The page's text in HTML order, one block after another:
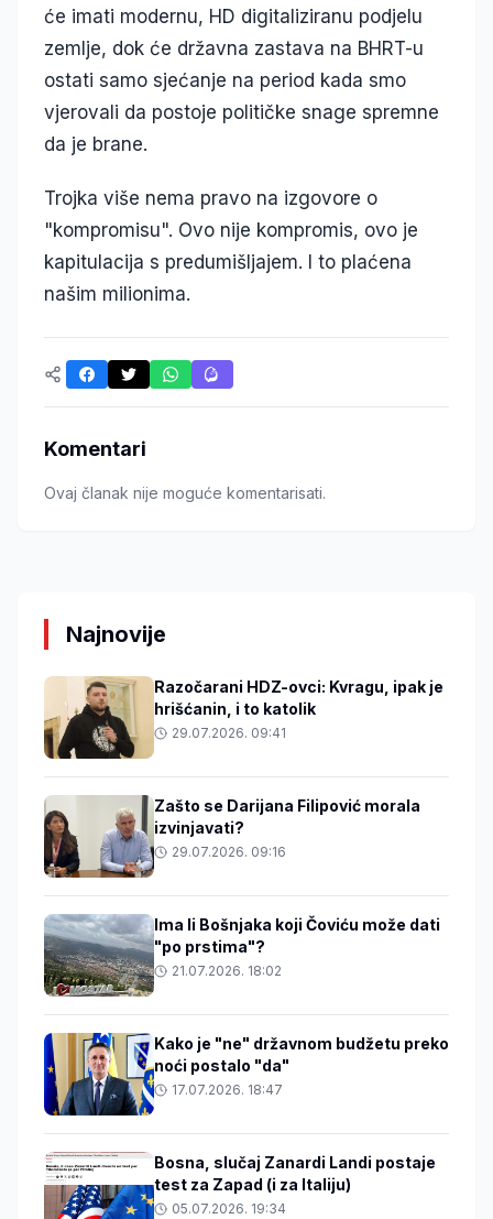
će imati modernu, HD digitaliziranu podjelu
zemlje, dok će državna zastava na BHRT-u
ostati samo sjećanje na period kada smo
vjerovali da postoje političke snage spremne
da je brane.
Trojka više nema pravo na izgovore o
"kompromisu". Ovo nije kompromis, ovo je
kapitulacija s predumišljajem. I to plaćena
našim milionima.
Komentari
Ovaj članak nije moguće komentarisati.
Najnovije
Razočarani HDZ-ovci: Kvragu, ipak je
hrišćanin, i to katolik
29.07.2026. 09:41
Zašto se Darijana Filipović morala
izvinjavati?
29.07.2026. 09:16
Ima li Bošnjaka koji Čoviću može dati
"po prstima"?
21.07.2026. 18:02
Kako je "ne" državnom budžetu preko
noći postalo "da"
17.07.2026. 18:47
Bosna, slučaj Zanardi Landi postaje
test za Zapad (i za Italiju)
05.07.2026. 19:34